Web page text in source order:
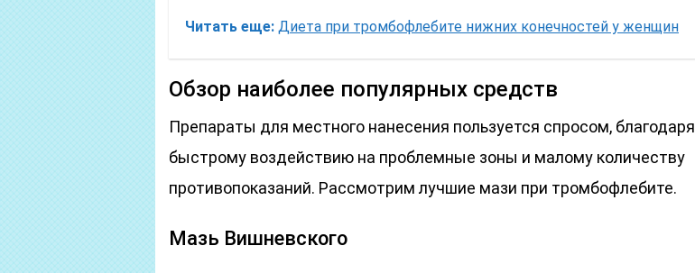
Читать еще: Диета при тромбофлебите нижних конечностей у женщин
Обзор наиболее популярных средств
Препараты для местного нанесения пользуется спросом, благодаря
быстрому воздействию на проблемные зоны и малому количеству
противопоказаний. Рассмотрим лучшие мази при тромбофлебите.
Мазь Вишневского